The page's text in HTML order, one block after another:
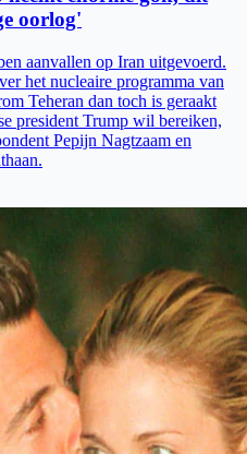
oorlog'
aanvallen op Iran uitgevoerd.
het nucleaire programma van
Teheran dan toch is geraakt
president Trump wil bereiken,
Pepijn Nagtzaam en